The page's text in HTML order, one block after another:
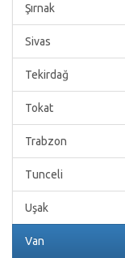
Şırnak
Sivas
Tekirdağ
Tokat
Trabzon
Tunceli
Uşak
Van